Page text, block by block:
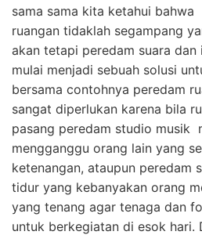
sama sama kita ketahui
ruangan tidaklah segampang
akan tetapi peredam suara
mulai menjadi sebuah solusi
bersama contohnya peredam
sangat diperlukan karena bila
pasang peredam studio musik
mengganggu orang lain yang
ketenangan, ataupun peredam
tidur yang kebanyakan orang
yang tenang agar tenaga dan
untuk berkegiatan di esok hari.